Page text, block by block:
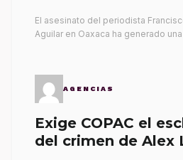
El asesinato del periodista
Aguilar en Oaxaca ha generado
AGENCIAS
Exige COPAC el
del crimen de Alex